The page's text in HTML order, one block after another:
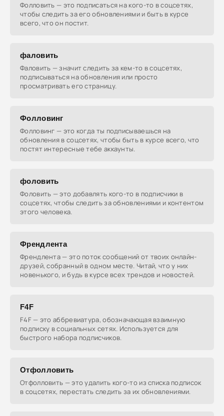
Фолловить — это подписаться на кого-то в соцсетях,
чтобы следить за его обновлениями и быть в курсе
всего, что он постит.
фаловить
Фаловить — значит следить за кем-то в соцсетях,
подписываться на обновления или просто
просматривать его страницу.
Фолловинг
Фолловинг — это когда ты подписываешься на
обновления в соцсетях, чтобы быть в курсе всего, что
постят интересные тебе аккаунты.
фоловить
Фоловить — это добавлять кого-то в подписчики в
соцсетях, чтобы следить за обновлениями и контентом
этого человека.
Френдлента
Френдлента — это поток сообщений от твоих онлайн-
друзей, собранный в одном месте. Читай, что у них
новенького, и будь в курсе всех трендов и новостей.
F4F
F4F — это аббревиатура, обозначающая взаимную
подписку в социальных сетях. Используется для
быстрого набора подписчиков.
Отфолловить
Отфолловить — это удалить кого-то из списка подписок
в соцсетях, перестать следить за их обновлениями.